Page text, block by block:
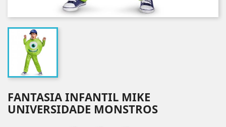
FANTASIA INFANTIL MIKE
UNIVERSIDADE MONSTROS